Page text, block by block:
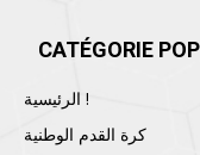
CATÉGORIE
الرئيسية !
كرة القدم الوطنية